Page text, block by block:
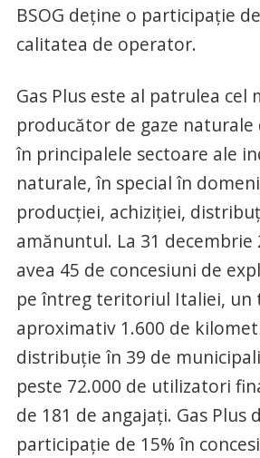
BSOG deține o participație
calitatea de operator.
Gas Plus este al patrulea cel
producător de gaze
în principalele sectoare ale
naturale, în special în
producției, achiziției,
amănuntul. La 31 decembrie
avea 45 de concesiuni de
pe întreg teritoriul Italiei, un
aproximativ 1.600 de
distribuție în 39 de
peste 72.000 de utilizatori
de 181 de angajați. Gas Plus
participație de 15% în